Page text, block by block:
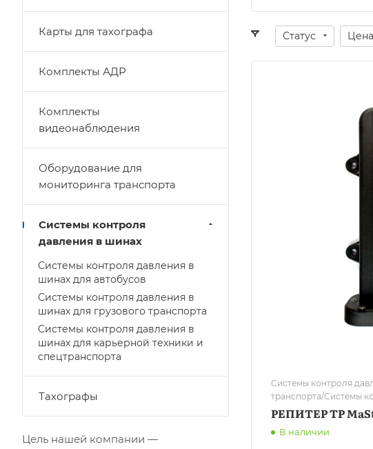
Статус Цена
Системы контроля
транспорта/Системы
РЕПИТЕР TP
В наличии
Карты для тахографа
Комплекты АДР
Комплекты
видеонаблюдения
Оборудование для
мониторинга транспорта
Системы контроля
давления в шинах
Системы контроля давления в
шинах для автобусов
Системы контроля давления в
шинах для грузового транспорта
Системы контроля давления в
шинах для карьерной техники и
спецтранспорта
Тахографы
Цель нашей компании —